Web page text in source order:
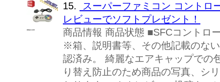
15.
スーパーファミコン コント
レビューでソフトプレゼント！
商品情報 商品状態 ■SFCコントロ
※箱、説明書等、その他記載のな
認済み。 綺麗なエアキャップでの
り替え防止のため商品の写真、シ